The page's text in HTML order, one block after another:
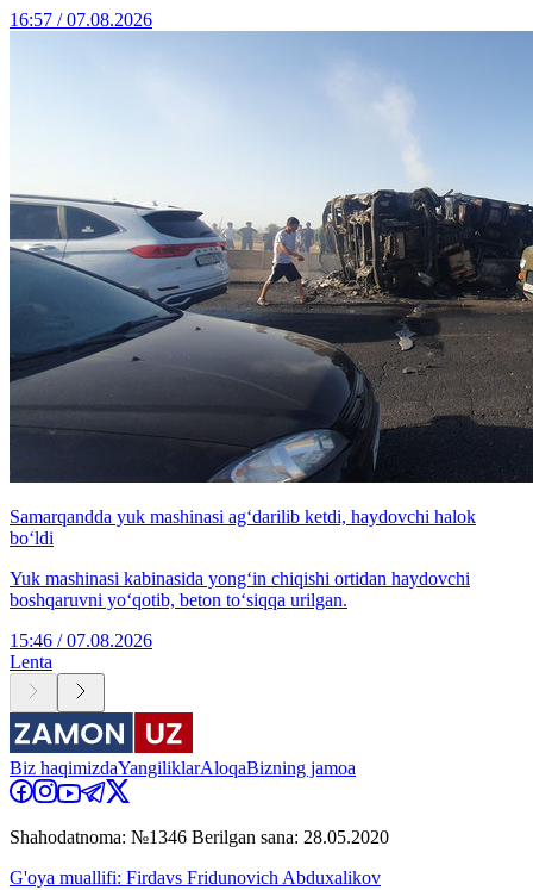
16:57 / 07.08.2026
Samarqandda yuk mashinasi ag‘darilib ketdi, haydovchi halok
bo‘ldi
Yuk mashinasi kabinasida yong‘in chiqishi ortidan haydovchi
boshqaruvni yo‘qotib, beton to‘siqqa urilgan.
15:46 / 07.08.2026
Lenta
Biz haqimizdaYangiliklarAloqaBizning jamoa
Shahodatnoma: №1346 Berilgan sana: 28.05.2020
G'oya muallifi: Firdavs Fridunovich Abduxalikov